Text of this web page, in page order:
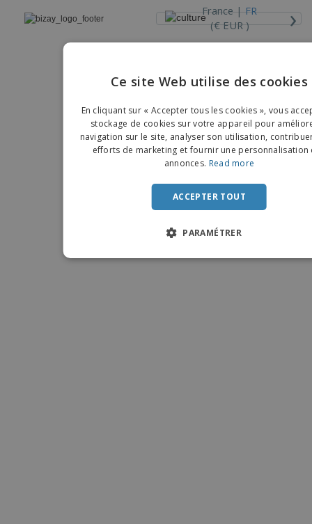
France |FR
(€ EUR )
›
Copyright © 2026 - BIZAY. Tous droits réservés.
DUTCH
Ce site Web utilise des cookies
En cliquant sur « Accepter tous les cookies », vous
stockage de cookies sur votre appareil pour
navigation sur le site, analyser son utilisation,
efforts de marketing et fournir une personnalisation
annonces. Read more
ACCEPTER TOUT
PARAMÉTRER